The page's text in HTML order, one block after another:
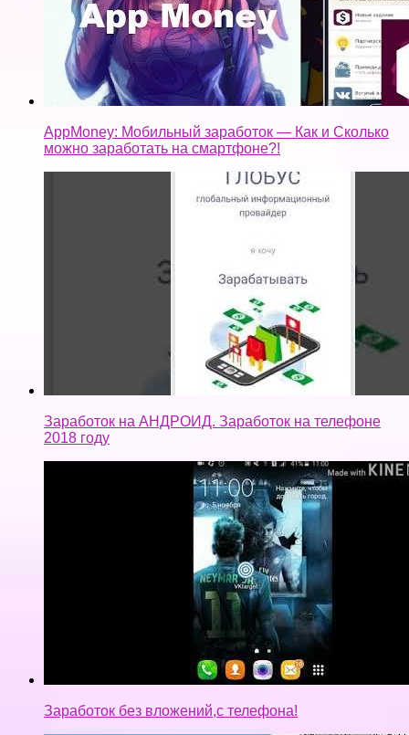
AppMoney: Мобильный заработок — Как и Сколько
можно заработать на смартфоне?!
Заработок на АНДРОИД. Заработок на телефоне
2018 году
Заработок без вложений,с телефона!